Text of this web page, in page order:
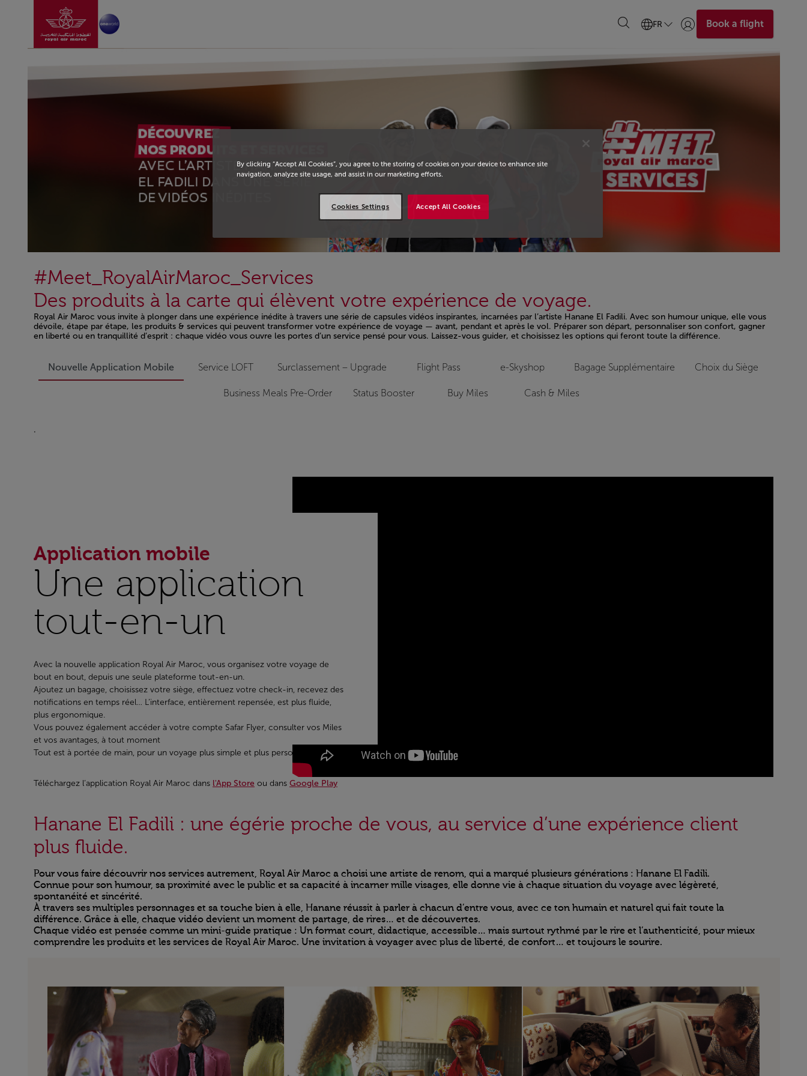
Saut au contenu principal
Aller à la page accueil FR Se connecter | S’inscrire)
Book a flight
#Meet_RoyalAirMaroc_Services
Des produits à la carte qui élèvent votre expérience de voyage.
Royal Air Maroc vous invite à plonger dans une expérience inédite à travers une série de capsules vidéos inspirantes, incarnées par l’artiste Hanane El Fadili. Avec son humour unique, elle vous
dévoile, étape par étape, les produits & services qui peuvent transformer votre expérience de voyage — avant, pendant et après le vol. Préparer son départ, personnaliser son confort, gagner
en liberté ou en tranquillité d’esprit : chaque vidéo vous ouvre les portes d’un service pensé pour vous. Laissez-vous guider, et choisissez les options qui feront toute la différence.
Nouvelle Application Mobile Service LOFT Surclassement – Upgrade Flight Pass e-Skyshop Bagage Supplémentaire Choix du Siège
Business Meals Pre-Order Status Booster Buy Miles Cash & Miles
.
Application mobile
Une application
tout-en-un
Avec la nouvelle application Royal Air Maroc, vous organisez votre voyage de
bout en bout, depuis une seule plateforme tout-en-un.
Ajoutez un bagage, choisissez votre siège, effectuez votre check-in, recevez des
notifications en temps réel… L’interface, entièrement repensée, est plus fluide,
plus ergonomique.
Vous pouvez également accéder à votre compte Safar Flyer, consulter vos Miles
et vos avantages, à tout moment
Tout est à portée de main, pour un voyage plus simple et plus personnalisé.
Téléchargez l’application Royal Air Maroc dans l'App Store ou dans Google Play
Hanane El Fadili : une égérie proche de vous, au service d’une expérience client
plus fluide.
Pour vous faire découvrir nos services autrement, Royal Air Maroc a choisi une artiste de renom, qui a marqué plusieurs générations : Hanane El Fadili.
Connue pour son humour, sa proximité avec le public et sa capacité à incarner mille visages, elle donne vie à chaque situation du voyage avec légèreté,
spontanéité et sincérité.
À travers ses multiples personnages et sa touche bien à elle, Hanane réussit à parler à chacun d’entre vous, avec ce ton humain et naturel qui fait toute la
différence. Grâce à elle, chaque vidéo devient un moment de partage, de rires… et de découvertes.
Chaque vidéo est pensée comme un mini-guide pratique : Un format court, didactique, accessible… mais surtout rythmé par le rire et l’authenticité, pour mieux
comprendre les produits et les services de Royal Air Maroc. Une invitation à voyager avec plus de liberté, de confort… et toujours le sourire.
By clicking “Accept All Cookies”, you agree to the storing of cookies on your device to enhance site
navigation, analyze site usage, and assist in our marketing efforts.
Accept All Cookies
Cookies Settings